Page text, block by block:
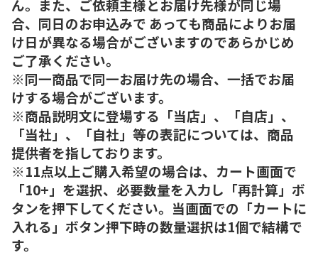
ん。また、ご依頼主様とお届け先様が同じ場
合、同日のお申込みで あっても商品によりお届
け日が異なる場合がございますのであらかじめ
ご了承ください。
※同一商品で同一お届け先の場合、一括でお届
けする場合がございます。
※商品説明文に登場する「当店」、「自店」、
「当社」、「自社」等の表記については、商品
提供者を指しております。
※11点以上ご購入希望の場合は、カート画面で
「10+」を選択、必要数量を入力し「再計算」ボ
タンを押下してください。当画面での「カートに
入れる」ボタン押下時の数量選択は1個で結構で
す。